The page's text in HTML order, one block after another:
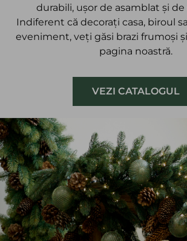
durabili, ușor de asamblat și
Indiferent că decorați casa, biroul
eveniment, veți găsi brazi frumoși
pagina noastră.
VEZI CATALOGUL